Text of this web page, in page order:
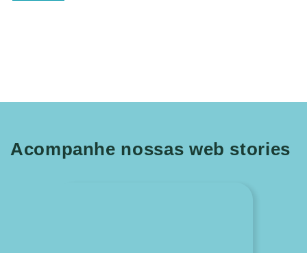
Acompanhe nossas web stories